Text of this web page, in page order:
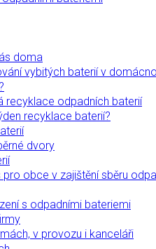
doma
vybitých baterií v
recyklace odpadních baterií
recyklace baterií?
dvory
pro obce v zajištění sběru
s odpadními bateriemi
v provozu i kanceláři